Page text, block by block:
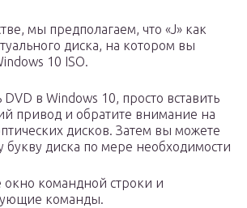
мы предполагаем, что «J» как
диска, на котором вы
10 ISO.
DVD в Windows 10, просто вставить
привод и обратите внимание на
дисков. Затем вы можете
букву диска по мере необходимости
командной строки и
команды.